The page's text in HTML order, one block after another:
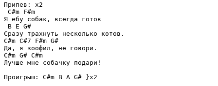
Припев: x2
C#m F#m
Я ебу собак, всегда готов
B E G#
Сразу трахнуть несколько котов.
C#m C#7 F#m G#
Да, я зоофил, не говори.
C#m G# C#m
Лучше мне собачку подари!
Проигрыш: C#m B A G# }x2